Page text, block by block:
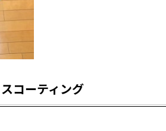
コーティング